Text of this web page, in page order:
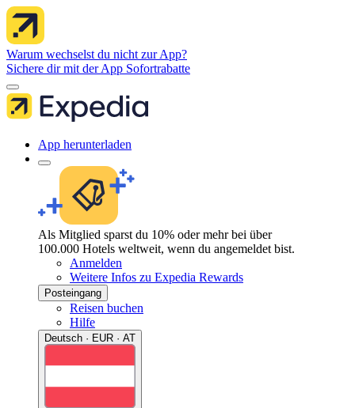
Warum wechselst du nicht zur App?
Sichere dir mit der App Sofortrabatte
App herunterladen
Als Mitglied sparst du 10% oder mehr bei über
100.000 Hotels weltweit, wenn du angemeldet bist.
Anmelden
Weitere Infos zu Expedia Rewards
Posteingang
Reisen buchen
Hilfe
Deutsch · EUR · AT